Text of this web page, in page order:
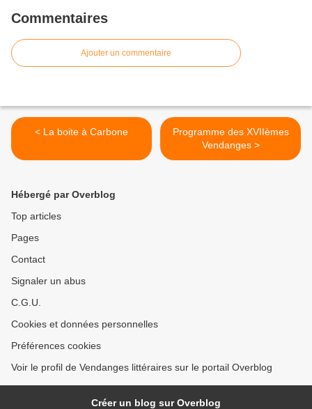
Commentaires
Ajouter un commentaire
< La boite à Carbone
Programme des XVIIèmes
Vendanges >
Hébergé par Overblog
Top articles
Pages
Contact
Signaler un abus
C.G.U.
Cookies et données personnelles
Préférences cookies
Voir le profil de Vendanges littéraires sur le portail Overblog
Créer un blog sur Overblog